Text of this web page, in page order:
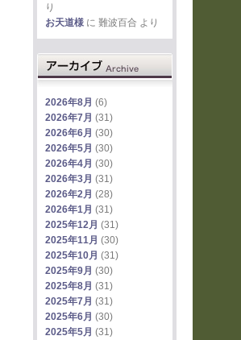
り
お天道様 に 難波百合 より
2026年8月 (6)
2026年7月 (31)
2026年6月 (30)
2026年5月 (30)
2026年4月 (30)
2026年3月 (31)
2026年2月 (28)
2026年1月 (31)
2025年12月 (31)
2025年11月 (30)
2025年10月 (31)
2025年9月 (30)
2025年8月 (31)
2025年7月 (31)
2025年6月 (30)
2025年5月 (31)